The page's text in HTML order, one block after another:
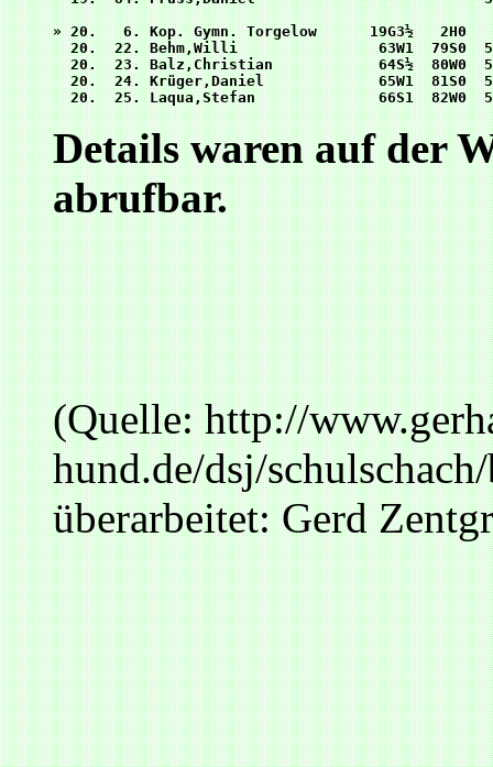
Details waren auf der
abrufbar.
(Quelle: http://
hund.de/dsj/
überarbeitet: Gerd